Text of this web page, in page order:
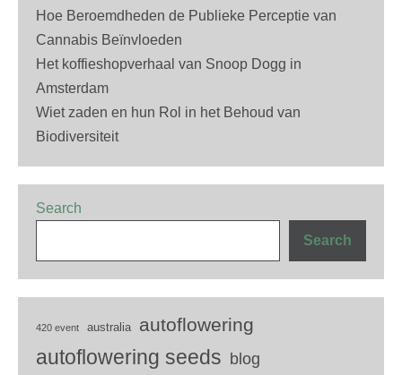
Hoe Beroemdheden de Publieke Perceptie van
Cannabis Beïnvloeden
Het koffieshopverhaal van Snoop Dogg in
Amsterdam
Wiet zaden en hun Rol in het Behoud van
Biodiversiteit
Search
Search
420 event australia autoflowering
autoflowering seeds blog